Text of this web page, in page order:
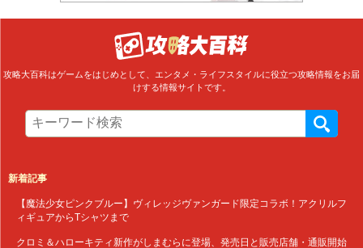
攻略大百科はゲームをはじめとして、エンタメ・ライフスタイルに役立つ攻略情報をお届
けする情報サイトです。
新着記事
【魔法少女ピンクブルー】ヴィレッジヴァンガード限定コラボ！アクリルフ
ィギュアからTシャツまで
クロミ＆ハローキティ新作がしまむらに登場、発売日と販売店舗・通販開始